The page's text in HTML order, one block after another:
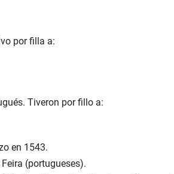
por filla a:
Tiveron por fillo a:
en 1543.
(portugueses).